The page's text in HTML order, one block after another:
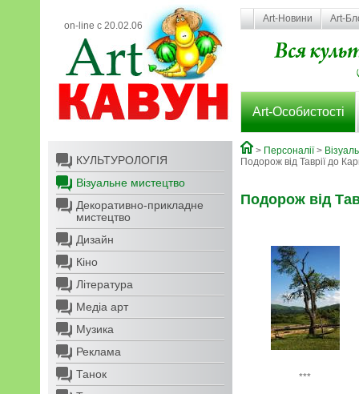
on-line с 20.02.06
Art-Новини Art-
Art-Особистості
КУЛЬТУРОЛОГІЯ
Візуальне мистецтво
Декоративно-прикладне
мистецтво
Дизайн
Кіно
Література
Медіа арт
Музика
Реклама
Танок
> Персоналії>
Подорож від Таврії до
Подорож від
***